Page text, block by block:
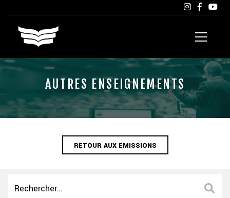
AUTRES ENSEIGNEMENTS
RETOUR AUX EMISSIONS